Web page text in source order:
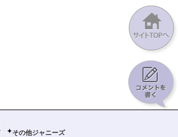
その他ジャニーズ